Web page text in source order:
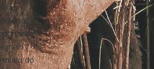
a
meio
muito do